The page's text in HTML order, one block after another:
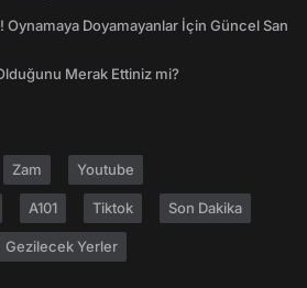
Oynamaya Doyamayanlar İçin Güncel San
Merak Ettiniz mi?
Zam Youtube
A101 Tiktok Son Dakika
Gezilecek Yerler